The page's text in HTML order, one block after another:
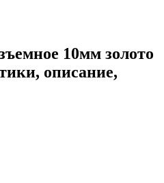
10мм золото
описание,